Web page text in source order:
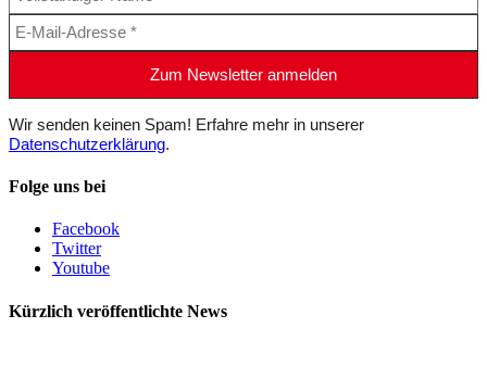
Wir senden keinen Spam! Erfahre mehr in unserer
Datenschutzerklärung.
Folge uns bei
Facebook
Twitter
Youtube
Kürzlich veröffentlichte News